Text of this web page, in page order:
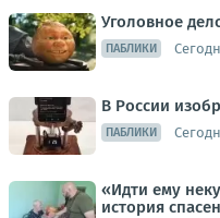
Уголовное
ПАБЛИКИ
В России
ПАБЛИКИ
«Идти ему
история